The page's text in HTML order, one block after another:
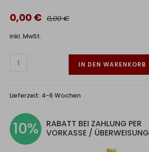
0,00 € 0,00 €
inkl. MwSt.
IN DEN WARENKORB
Lieferzeit: 4-6 Wochen
10%
RABATT BEI ZAHLUNG PER
VORKASSE / ÜBERWEISUNG